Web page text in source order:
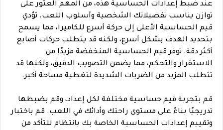
عند ضبط إعدادات الحساسية هذه، من المهم العثور على
توازن يناسب تفضيلاتك الشخصية وأسلوب اللعب. تؤدي
قيم الحساسية الأعلى إلى حركة أسرع للكاميرا، مما يسمح
بتحديد الهدف بشكل أسرع، ولكنه قد يتطلب حركات أصابع
أكثر دقة. توفر قيم الحساسية المنخفضة مزيدًا من
الاستقرار والتحكم، مما يضمن التصويب الدقيق، ولكنها قد
تتطلب المزيد من الضربات الشديدة لتغطية مساحة أكبر.
قم بتجربة قيم حساسية مختلفة لكل إعداد، وقم بضبطها
تدريجيًا بناءً على مستوى راحتك وأدائك في اللعب. قم باختبار
وتقييم إعدادات الحساسية الخاصة بك بانتظام للتأكد من